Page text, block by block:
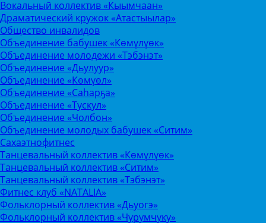
Вокальный коллектив «Кыымчаан»
Драматический кружок «Атастыылар»
Общество инвалидов
Объединение бабушек «Көмүлүөк»
Объединение молодежи «Тэбэнэт»
Объединение «Дьулуур»
Объединение «Көмүөл»
Объединение «Саhарҕа»
Объединение «Тускул»
Объединение «Чолбон»
Объединение молодых бабушек «Ситим»
Сахаэтнофитнес
Танцевальный коллектив «Көмүлүөк»
Танцевальный коллектив «Ситим»
Танцевальный коллектив «Тэбэнэт»
Фитнес клуб «NATALIA»
Фольклорный коллектив «Дьуогэ»
Фольклорный коллектив «Чурумчуку»